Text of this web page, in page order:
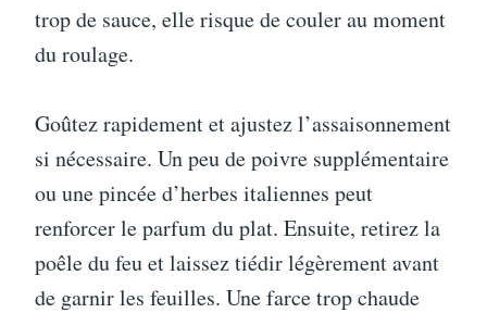
trop de sauce, elle risque de couler au moment
du roulage.
Goûtez rapidement et ajustez l’assaisonnement
si nécessaire. Un peu de poivre supplémentaire
ou une pincée d’herbes italiennes peut
renforcer le parfum du plat. Ensuite, retirez la
poêle du feu et laissez tiédir légèrement avant
de garnir les feuilles. Une farce trop chaude